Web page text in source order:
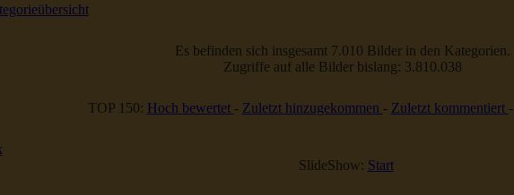
Es befinden sich insgesamt 7.010 Bilder in den Kategorien.
Zugriffe auf alle Bilder bislang: 3.810.038
TOP 150: Hoch bewertet - Zuletzt hinzugekommen - Zuletzt kommentiert -
SlideShow: Start